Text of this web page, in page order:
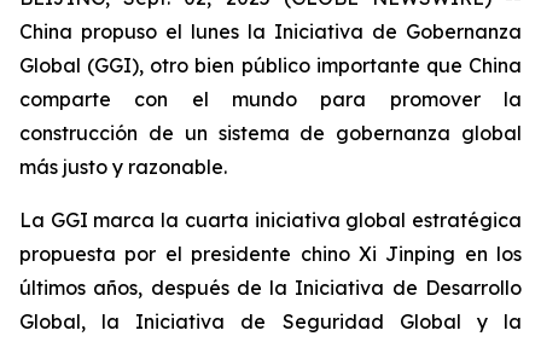
China propuso el lunes la Iniciativa de Gobernanza
Global (GGI), otro bien público importante que China
comparte con el mundo para promover la
construcción de un sistema de gobernanza global
más justo y razonable.
La GGI marca la cuarta iniciativa global estratégica
propuesta por el presidente chino Xi Jinping en los
últimos años, después de la Iniciativa de Desarrollo
Global, la Iniciativa de Seguridad Global y la